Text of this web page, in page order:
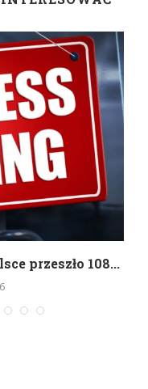
przeszło 108...